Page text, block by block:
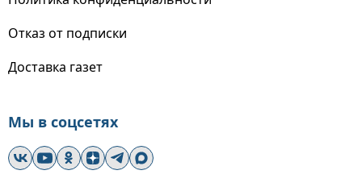
Отказ от подписки
Доставка газет
Мы в соцсетях